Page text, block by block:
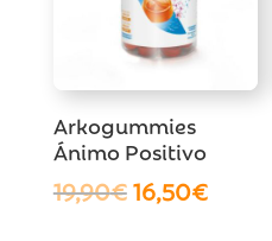
Arkogummies
Ánimo Positivo
19,90€El
16,50€El